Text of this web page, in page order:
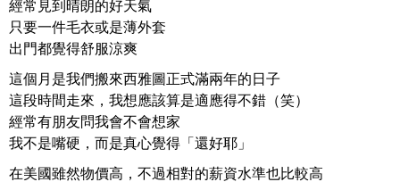
經常見到晴朗的好天氣
只要一件毛衣或是薄外套
出門都覺得舒服涼爽
這個月是我們搬來西雅圖正式滿兩年的日子
這段時間走來，我想應該算是適應得不錯（笑）
經常有朋友問我會不會想家
我不是嘴硬，而是真心覺得「還好耶」
在美國雖然物價高，不過相對的薪資水準也比較高